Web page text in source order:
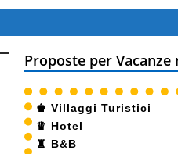
Proposte per Vacanze
♚ Villaggi Turistici
♛ Hotel
♜ B&B